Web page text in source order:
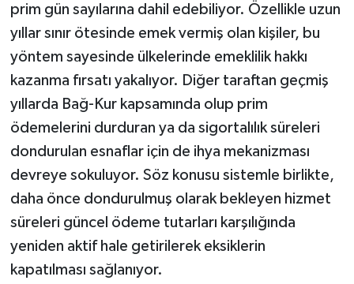
prim gün sayılarına dahil edebiliyor. Özellikle uzun
yıllar sınır ötesinde emek vermiş olan kişiler, bu
yöntem sayesinde ülkelerinde emeklilik hakkı
kazanma fırsatı yakalıyor. Diğer taraftan geçmiş
yıllarda Bağ-Kur kapsamında olup prim
ödemelerini durduran ya da sigortalılık süreleri
dondurulan esnaflar için de ihya mekanizması
devreye sokuluyor. Söz konusu sistemle birlikte,
daha önce dondurulmuş olarak bekleyen hizmet
süreleri güncel ödeme tutarları karşılığında
yeniden aktif hale getirilerek eksiklerin
kapatılması sağlanıyor.